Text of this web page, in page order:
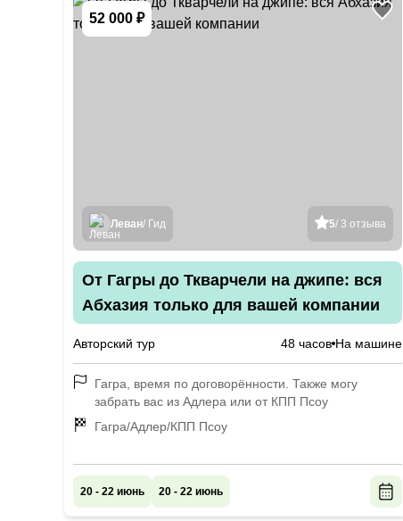
52 000 ₽
5/ 3 отзыва
Леван/ Гид
От Гагры до Ткварчели на джипе: вся
Абхазия только для вашей компании
Авторский тур 48 часов На машине
Гагра, время по договорённости. Также могу
забрать вас из Адлера или от КПП Псоу
Гагра/Адлер/КПП Псоу
20 - 22 июнь 20 - 22 июнь